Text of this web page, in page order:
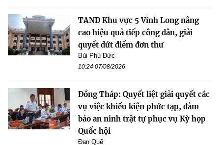
TAND Khu vực 5 Vĩnh Long nâng
cao hiệu quả tiếp công dân, giải
quyết dứt điểm đơn thư
Bùi Phú Đức
10:24 07/08/2026
Đồng Tháp: Quyết liệt giải quyết các
vụ việc khiếu kiện phức tạp, đảm
bảo an ninh trật tự phục vụ Kỳ họp
Quốc hội
Đan Quế